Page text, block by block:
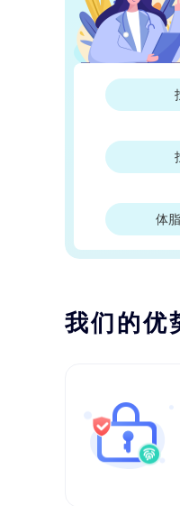
体
我们的优